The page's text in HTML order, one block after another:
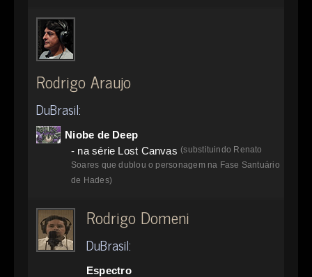
Rodrigo Araujo
DuBrasil:
Niobe de Deep
- na série Lost Canvas (substituindo Renato
Soares que dublou o personagem na Fase Santuário
de Hades)
Rodrigo Domeni
DuBrasil:
Espectro